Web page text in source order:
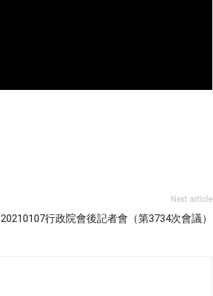
Next article
20210107行政院會後記者會（第3734次會議）